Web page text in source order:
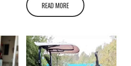
READ MORE